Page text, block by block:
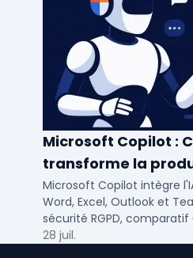
Microsoft Copilot :
transforme la
PME/ETI ?
Microsoft Copilot intègre
Word, Excel, Outlook et
sécurité RGPD,
concrets pour PME et ETI
28 juil.